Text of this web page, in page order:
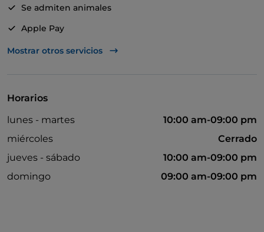
Se admiten animales
Apple Pay
Bancomat
Wi-Fi
Mostrar otros servicios
Horarios
lunes - martes
10:00 am-09:00 pm
miércoles
Cerrado
jueves - sábado
10:00 am-09:00 pm
domingo
09:00 am-09:00 pm